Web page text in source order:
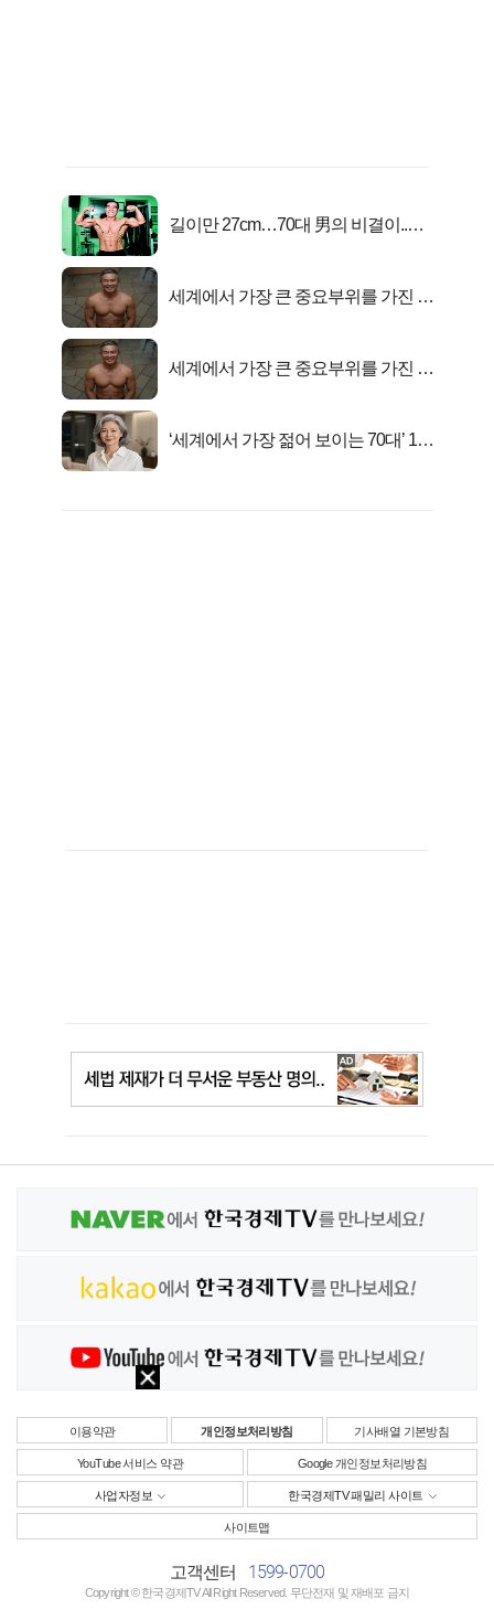
길이만 27cm…70대 男의 비결이..충
세계에서 가장 큰 중요부위를 가진 남
세계에서 가장 큰 중요부위를 가진 남
‘세계에서 가장 젊어 보이는 70대’ 1위
이용약관 개인정보처리방침 기사배열 기본방침
YouTube 서비스 약관 Google 개인정보처리방침
사업자정보 한국경제TV 패밀리 사이트
사이트맵
고객센터 1599-0700
Copyright © 한국경제TV All Right Reserved. 무단전재 및 재배포 금지